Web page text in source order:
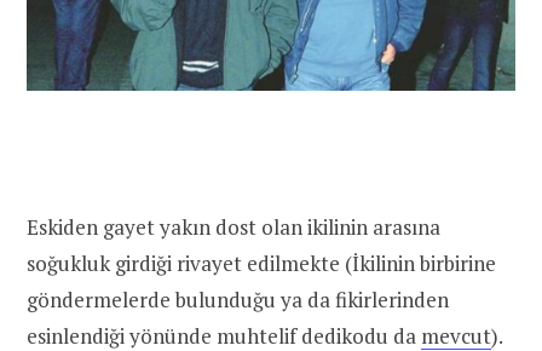
Eskiden gayet yakın dost olan ikilinin arasına
soğukluk girdiği rivayet edilmekte (İkilinin birbirine
göndermelerde bulunduğu ya da fikirlerinden
esinlendiği yönünde muhtelif dedikodu da mevcut).